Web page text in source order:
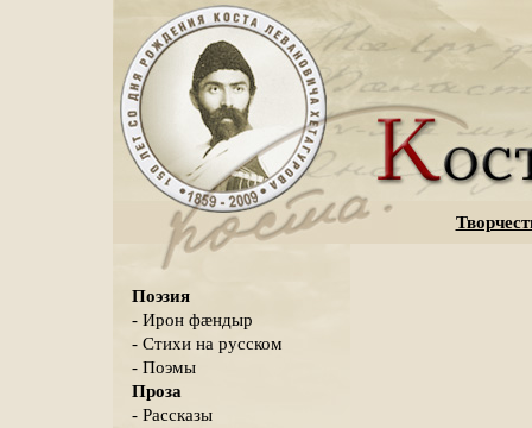
Поэзия
- Ирон фæндыр
- Стихи на русском
- Поэмы
Проза
- Рассказы